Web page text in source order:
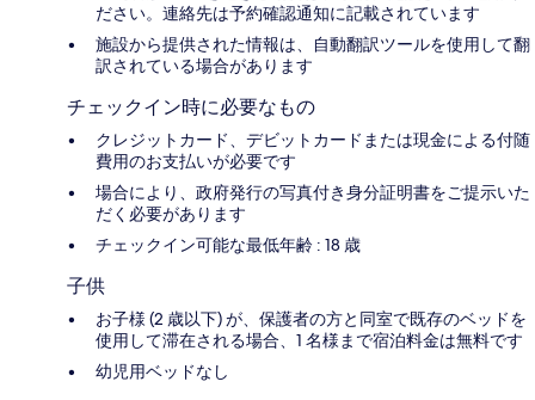
ださい。連絡先は予約確認通知に記載されています
施設から提供された情報は、自動翻訳ツールを使用して翻
訳されている場合があります
チェックイン時に必要なもの
クレジットカード、デビットカードまたは現金による付随
費用のお支払いが必要です
場合により、政府発行の写真付き身分証明書をご提示いた
だく必要があります
チェックイン可能な最低年齢 : 18 歳
子供
お子様 (2 歳以下) が、保護者の方と同室で既存のベッドを
使用して滞在される場合、1 名様まで宿泊料金は無料です
幼児用ベッドなし